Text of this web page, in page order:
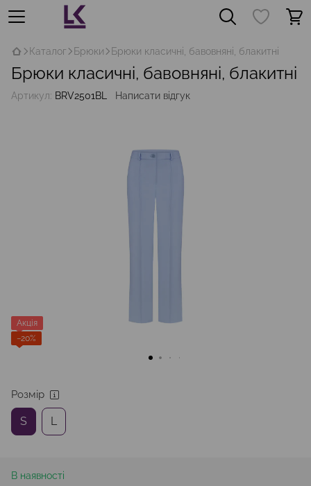
Каталог Брюки Брюки класичні, бавовняні, блакитні
Брюки класичні, бавовняні, блакитні
Артикул: BRV2501BL Написати відгук
Акція
−20%
Розмір
S L
В наявності